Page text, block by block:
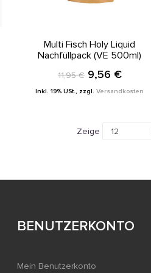
Multi Fisch Holy Liquid
Nachfüllpack (VE 500ml)
11,95 € 9,56 €
Inkl. 19% USt., zzgl.Versandkosten
Zeige
BENUTZERKONTO
Mein Benutzerkonto